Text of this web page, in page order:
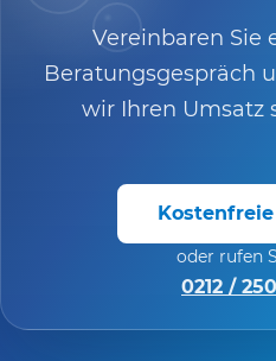
Vereinbaren Sie
Beratungsgespräch
wir Ihren Umsatz
oder rufen
0212 /